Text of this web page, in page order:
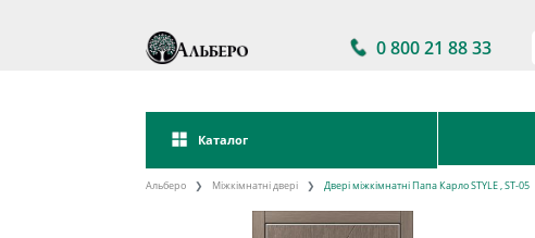
0 800 21 88 33
Каталог
Альберо Міжкімнатні двері Двері міжкімнатні Папа Карло STYLE , ST-05